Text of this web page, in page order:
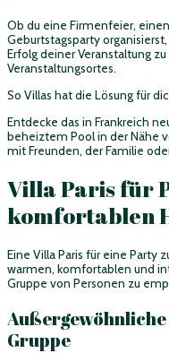
Ob du eine Firmenfeier,
Geburtstagsparty
Erfolg deiner Veranstaltung
Veranstaltungsortes.
So Villas hat die Lösung für
Entdecke das in Frankreich
beheiztem Pool in der Nähe
mit Freunden, der Familie
Villa Paris für
komfortablen
Eine Villa Paris für eine Party
warmen, komfortablen und
Gruppe von Personen zu
Gruppe